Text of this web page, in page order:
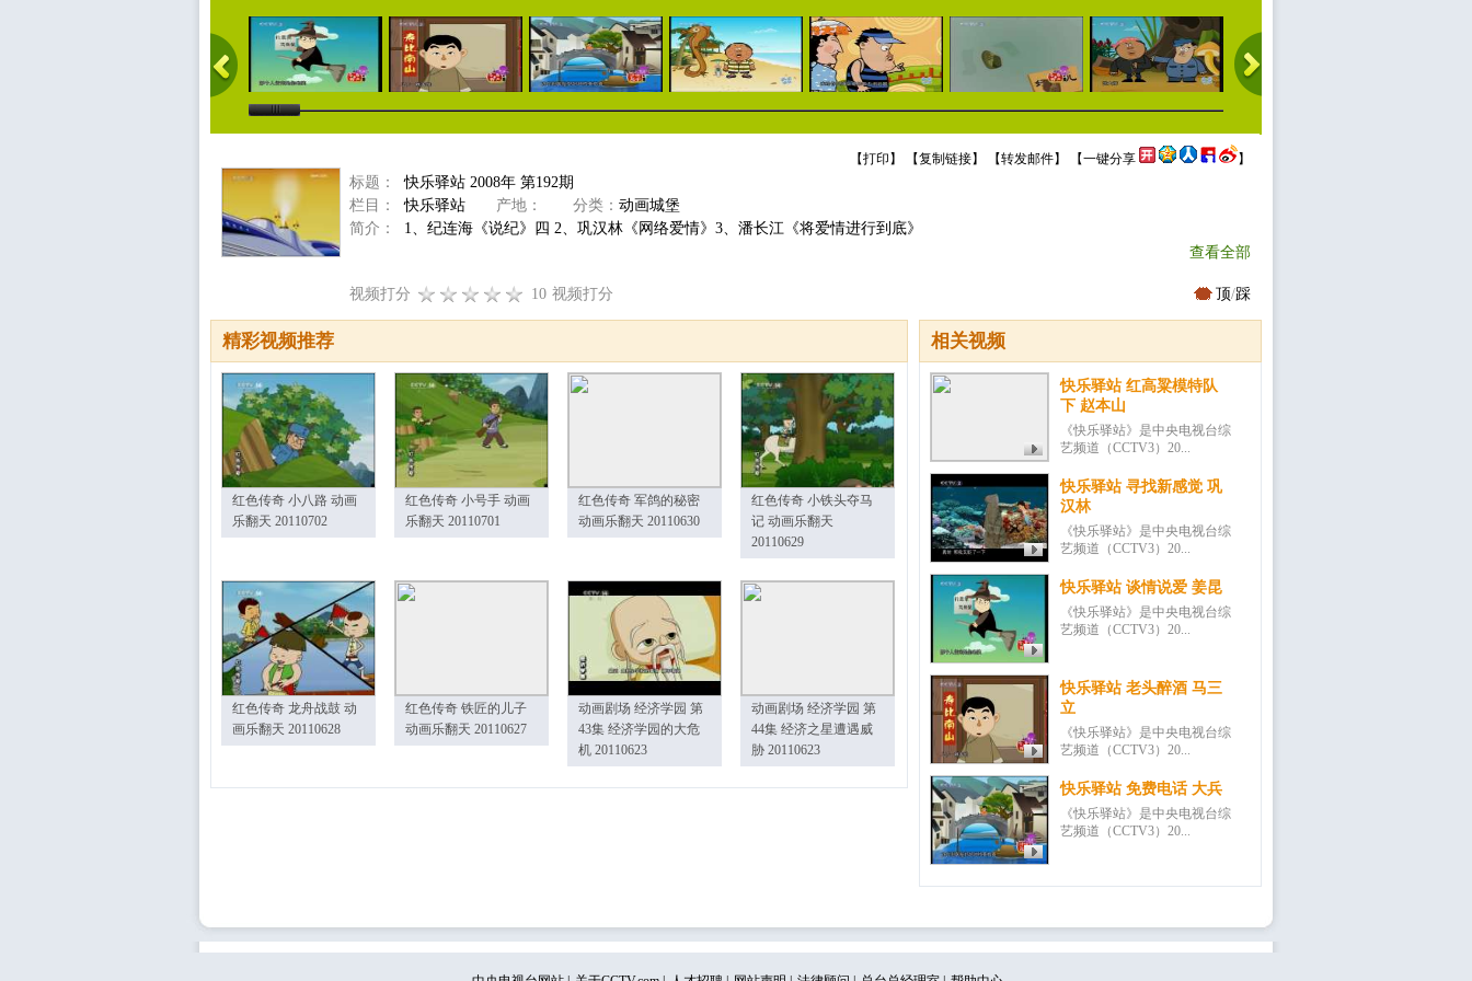
【打印 】 【复制链接】 【转发邮件】 【一键分享 】
标题：
快乐驿站 2008年 第192期
栏目：
快乐驿站 产地： 分类： 动画城堡
简介：
1、纪连海《说纪》四 2、巩汉林《网络爱情》3、潘长江《将爱情进行到底》
查看全部
视频打分 10 视频打分 顶/踩
相关视频
快乐驿站 红高粱模特队
下 赵本山
《快乐驿站》是中央电视台综
艺频道（CCTV3）20...
快乐驿站 寻找新感觉 巩
汉林
《快乐驿站》是中央电视台综
艺频道（CCTV3）20...
快乐驿站 谈情说爱 姜昆
《快乐驿站》是中央电视台综
艺频道（CCTV3）20...
快乐驿站 老头醉酒 马三
立
《快乐驿站》是中央电视台综
艺频道（CCTV3）20...
快乐驿站 免费电话 大兵
《快乐驿站》是中央电视台综
艺频道（CCTV3）20...
精彩视频推荐
红色传奇 小八路 动画
乐翻天 20110702
红色传奇 小号手 动画
乐翻天 20110701
红色传奇 军鸽的秘密
动画乐翻天 20110630
红色传奇 小铁头夺马
记 动画乐翻天
20110629
红色传奇 龙舟战鼓 动
画乐翻天 20110628
红色传奇 铁匠的儿子
动画乐翻天 20110627
动画剧场 经济学园 第
43集 经济学园的大危
机 20110623
动画剧场 经济学园 第
44集 经济之星遭遇威
胁 20110623